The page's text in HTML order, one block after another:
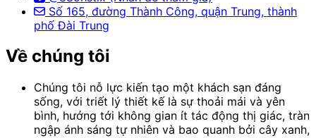
Số 165, đường Thành Công, quận Trung, thành
phố Đài Trung
Về chúng tôi
Chúng tôi nỗ lực kiến tạo một khách sạn đáng
sống, với triết lý thiết kế là sự thoải mái và yên
bình, hướng tới không gian ít tác động thị giác, tràn
ngập ánh sáng tự nhiên và bao quanh bởi cây xanh,